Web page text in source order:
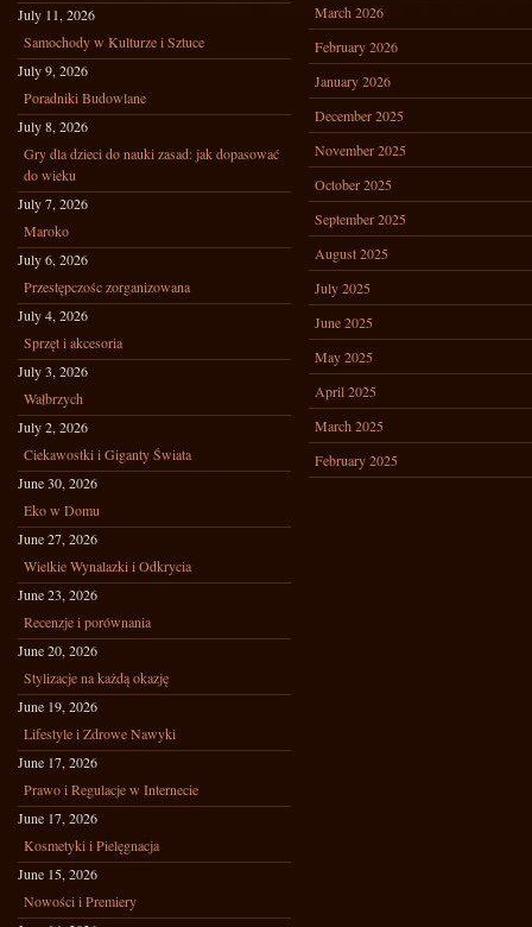
July 11, 2026
Samochody w Kulturze i Sztuce
July 9, 2026
Poradniki Budowlane
July 8, 2026
Gry dla dzieci do nauki zasad: jak dopasować
do wieku
July 7, 2026
Maroko
July 6, 2026
Przestępczośc zorganizowana
July 4, 2026
Sprzęt i akcesoria
July 3, 2026
Wałbrzych
July 2, 2026
Ciekawostki i Giganty Świata
June 30, 2026
Eko w Domu
June 27, 2026
Wielkie Wynalazki i Odkrycia
June 23, 2026
Recenzje i porównania
June 20, 2026
Stylizacje na każdą okazję
June 19, 2026
Lifestyle i Zdrowe Nawyki
June 17, 2026
Prawo i Regulacje w Internecie
June 17, 2026
Kosmetyki i Pielęgnacja
June 15, 2026
Nowości i Premiery
March 2026
February 2026
January 2026
December 2025
November 2025
October 2025
September 2025
August 2025
July 2025
June 2025
May 2025
April 2025
March 2025
February 2025